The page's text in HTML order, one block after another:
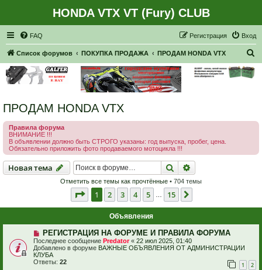
HONDA VTX VT (Fury) CLUB
FAQ Вход
Регистрация
Список форумов ПОКУПКА ПРОДАЖА ПРОДАМ HONDA VTX
ПРОДАМ HONDA VTX
Правила форума
ВНИМАНИЕ !!!
В объявлении должно быть СТРОГО указаны: год выпуска, пробег, цена.
Обязательно приложить фото продаваемого мотоцикла !!!
Новая тема
Новаятема Поиск
Отметить все темы как прочтённые • 704 темы
Страница из 15
1 2 3 4 5 15
Объявления
РЕГИСТРАЦИЯ НА ФОРУМЕ И ПРАВИЛА ФОРУМА
Последнее сообщение Predator« 22 июл 2025, 01:40
Добавлено в форуме ВАЖНЫЕ ОБЪЯВЛЕНИЯ ОТ АДМИНИСТРАЦИИ
КЛУБА
Ответы: 22 1 2